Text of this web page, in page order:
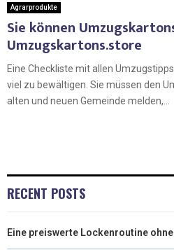
Agrarprodukte
Sie können
Umzugskartons.store
Eine Checkliste mit allen
viel zu bewältigen. Sie müssen den
alten und neuen Gemeinde melden,...
RECENT POSTS
Eine preiswerte Lockenroutine